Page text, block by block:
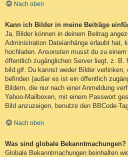
Nach oben
Kann ich Bilder in meine Beiträge
Ja, Bilder können in deinem Beitrag
Administration Dateianhänge erlaubt hat,
hochladen. Ansonsten musst du zu
öffentlich zugänglichen Server liegt, z. B.
bild.gif. Du kannst weder Bilder
befinden (außer es ist ein öffentlich
Bildern, die nur nach einer Anmeldung
Yahoo-Mailboxen, mit einem Passwort
Bild anzuzeigen, benutze den BBCode-
Nach oben
Was sind globale Bekanntmachungen?
Globale Bekanntmachungen beinhalten